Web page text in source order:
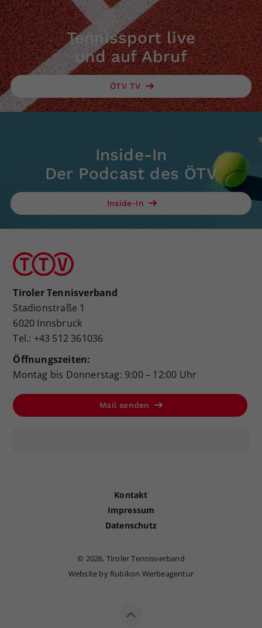
Tennissport live
und auf Abruf
ÖTV TV
Inside-In
Der Podcast des ÖTV
Inside-In
Tiroler Tennisverband
Stadionstraße 1
6020 Innsbruck
Tel.: +43 512 361036
Öffnungszeiten:
Montag bis Donnerstag: 9:00 – 12:00 Uhr
Mail senden
Kontakt
Impressum
Datenschutz
© 2026, Tiroler Tennisverband
Website by Rubikon Werbeagentur